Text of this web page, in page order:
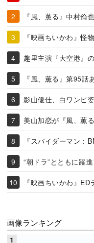
『風、薫る』中村倫
『映画ちいかわ』怪
趣里主演『大空港』
『風、薫る』第95話
影山優佳、白ワンピ
美山加恋が『風、薫
『スパイダーマン：
“朝ドラ”とともに躍
『映画ちいかわ』
画像ランキング